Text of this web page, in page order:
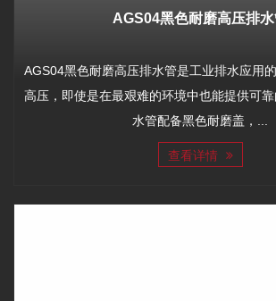
AGS04黑色耐磨高压排
AGS04黑色耐磨高压排水管是工业排水应用
高压，即使是在最艰难的环境中也能提供可
水管配备黑色耐磨盖，...
查看详情